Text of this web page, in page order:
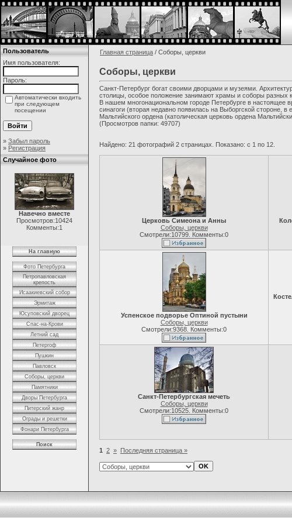
Пользователь
Имя пользователя:
Пароль:
Автоматически входить
при следующем
посещении
» Забыл пароль
» Регистрация
Случайное фото
Навечно вместе
Просмотров:10424
Комменты:1
На главную
Фото Петербурга
Петропавловская
крепость
Исаакиевский собор
Эрмитаж
Юсуповский дворец
Спас-на-Крови
Летний сад
Петергоф
Пушкин
Павловск
Соборы, церкви
Памятники
Дворы Петербурга
Питерский жанр
Ограды и решетки
Фонари Петербурга
Поиск
Главная страница / Соборы, церкви
Соборы, церкви
Санкт-Петербург богат своими дворцами и музеями.
столицы, особое положение занимают храмы и соборы разных
В нашем многонациональном городе Петербурге в настоящее
синагоги (вторая недавно появилась на Выборгской стороне,
Мальтийского ордена (католическая церковь ордена
(Просмотров папки: 49707)
Найдено: 21 фотографий 2 страницах. Показано: с 1 по 12.
Церковь Симеона и Анны
Соборы, церкви
Смотрели:10799. Комменты:0
Успенское подворье Оптиной пустыни
Соборы, церкви
Смотрели:9368. Комменты:0
Санкт-Петербургская мечеть
Соборы, церкви
Смотрели:10525. Комменты:0
1 2 » Последняя страница »